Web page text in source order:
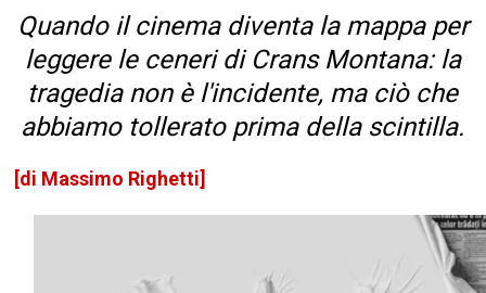
Quando il cinema diventa la mappa per
leggere le ceneri di Crans Montana: la
tragedia non è l'incidente, ma ciò che
abbiamo tollerato prima della scintilla.
[di Massimo Righetti]